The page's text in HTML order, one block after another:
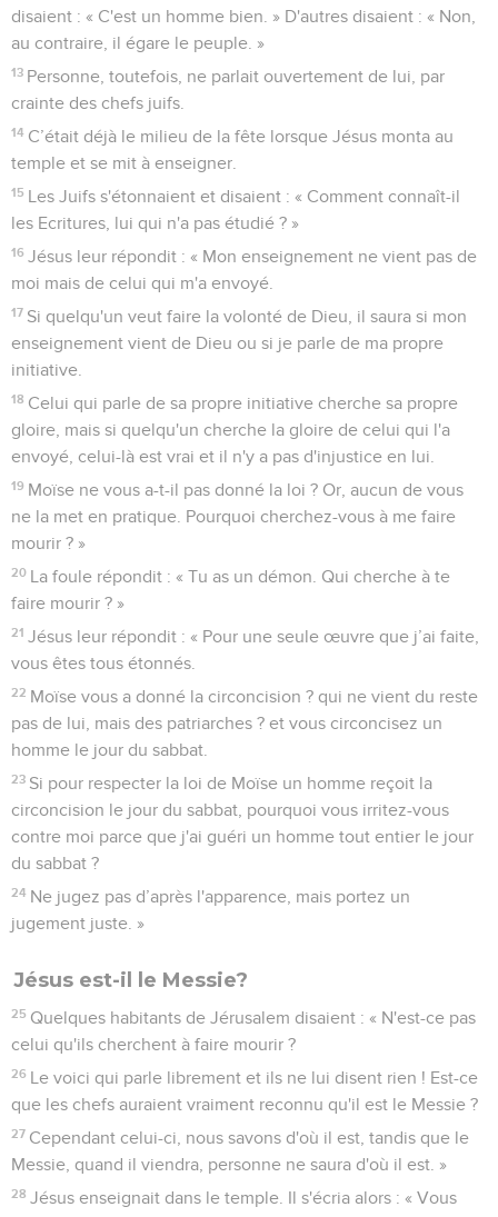
disaient : « C'est un homme bien. » D'autres disaient : « Non,
au contraire, il égare le peuple. »
13 Personne, toutefois, ne parlait ouvertement de lui, par
crainte des chefs juifs.
14 C’était déjà le milieu de la fête lorsque Jésus monta au
temple et se mit à enseigner.
15 Les Juifs s'étonnaient et disaient : « Comment connaît-il
les Ecritures, lui qui n'a pas étudié ? »
16 Jésus leur répondit : « Mon enseignement ne vient pas de
moi mais de celui qui m'a envoyé.
17 Si quelqu'un veut faire la volonté de Dieu, il saura si mon
enseignement vient de Dieu ou si je parle de ma propre
initiative.
18 Celui qui parle de sa propre initiative cherche sa propre
gloire, mais si quelqu'un cherche la gloire de celui qui l'a
envoyé, celui-là est vrai et il n'y a pas d'injustice en lui.
19 Moïse ne vous a-t-il pas donné la loi ? Or, aucun de vous
ne la met en pratique. Pourquoi cherchez-vous à me faire
mourir ? »
20 La foule répondit : « Tu as un démon. Qui cherche à te
faire mourir ? »
21 Jésus leur répondit : « Pour une seule œuvre que j’ai faite,
vous êtes tous étonnés.
22 Moïse vous a donné la circoncision ? qui ne vient du reste
pas de lui, mais des patriarches ? et vous circoncisez un
homme le jour du sabbat.
23 Si pour respecter la loi de Moïse un homme reçoit la
circoncision le jour du sabbat, pourquoi vous irritez-vous
contre moi parce que j'ai guéri un homme tout entier le jour
du sabbat ?
24 Ne jugez pas d’après l'apparence, mais portez un
jugement juste. »
Jésus est-il le Messie?
25 Quelques habitants de Jérusalem disaient : « N'est-ce pas
celui qu'ils cherchent à faire mourir ?
26 Le voici qui parle librement et ils ne lui disent rien ! Est-ce
que les chefs auraient vraiment reconnu qu'il est le Messie ?
27 Cependant celui-ci, nous savons d'où il est, tandis que le
Messie, quand il viendra, personne ne saura d'où il est. »
28 Jésus enseignait dans le temple. Il s'écria alors : « Vous